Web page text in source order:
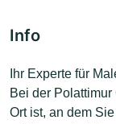
Info
Ihr Experte für
Bei der
Ort ist, an dem